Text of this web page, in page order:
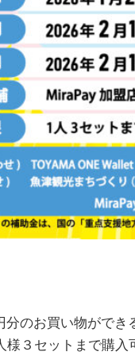
のお買い物がで
３セットまで購入